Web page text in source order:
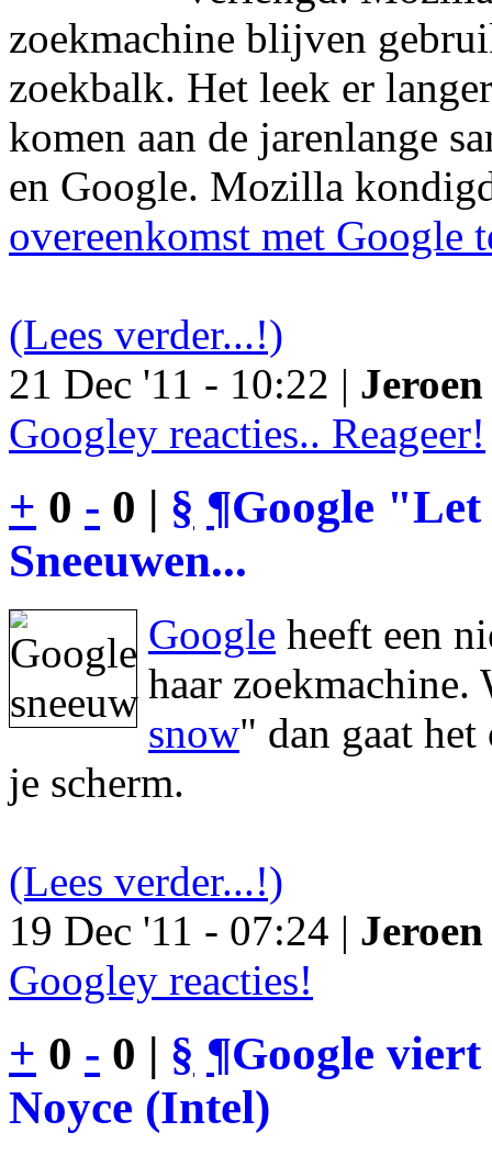
zoekmachine blijven
zoekbalk. Het leek er
komen aan de jarenlange
en Google. Mozilla
overeenkomst met Google
(Lees verder...!)
21 Dec '11 - 10:22 |
Googley reacties.. Reageer!
+ 0 - 0 | § ¶Google
Sneeuwen...
Google heeft een
haar zoekmachine.
snow" dan gaat
je scherm.
(Lees verder...!)
19 Dec '11 - 07:24 |
Googley reacties!
+ 0 - 0 | § ¶Google
Noyce (Intel)